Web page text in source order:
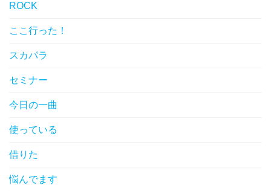
ROCK
ここ行った！
スカパラ
セミナー
今日の一曲
使っている
借りた
悩んでます